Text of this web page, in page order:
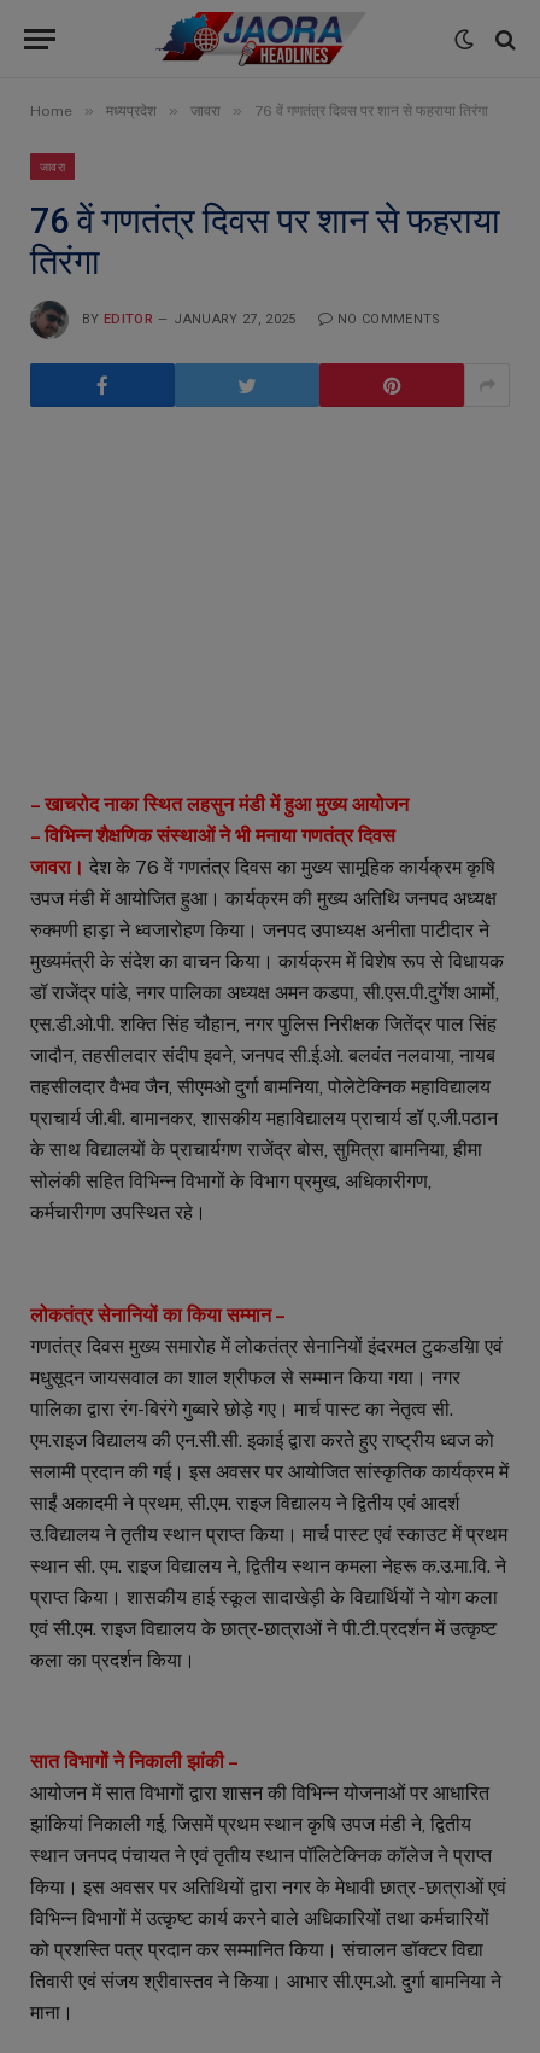
Home » मध्यप्रदेश » जावरा » 76 वें गणतंत्र दिवस पर शान से फहराया तिरंगा
जावरा
76 वें गणतंत्र दिवस पर शान से फहराया
तिरंगा
BY EDITOR JANUARY 27, 2025 NO COMMENTS
– खाचरोद नाका स्थित लहसुन मंडी में हुआ मुख्य आयोजन
– विभिन्न शैक्षणिक संस्थाओं ने भी मनाया गणतंत्र दिवस
जावरा। देश के 76 वें गणतंत्र दिवस का मुख्य सामूहिक कार्यक्रम कृषि
उपज मंडी में आयोजित हुआ। कार्यक्रम की मुख्य अतिथि जनपद अध्यक्ष
रुक्मणी हाड़ा ने ध्वजारोहण किया। जनपद उपाध्यक्ष अनीता पाटीदार ने
मुख्यमंत्री के संदेश का वाचन किया। कार्यक्रम में विशेष रूप से विधायक
डॉ राजेंद्र पांडे, नगर पालिका अध्यक्ष अमन कडपा, सी.एस.पी.दुर्गेश आर्मो,
एस.डी.ओ.पी. शक्ति सिंह चौहान, नगर पुलिस निरीक्षक जितेंद्र पाल सिंह
जादौन, तहसीलदार संदीप इवने, जनपद सी.ई.ओ. बलवंत नलवाया, नायब
तहसीलदार वैभव जैन, सीएमओ दुर्गा बामनिया, पोलेटेक्निक महाविद्यालय
प्राचार्य जी.बी. बामानकर, शासकीय महाविद्यालय प्राचार्य डॉ ए.जी.पठान
के साथ विद्यालयों के प्राचार्यगण राजेंद्र बोस, सुमित्रा बामनिया, हीमा
सोलंकी सहित विभिन्न विभागों के विभाग प्रमुख, अधिकारीगण,
कर्मचारीगण उपस्थित रहे।
लोकतंत्र सेनानियों का किया सम्मान –
गणतंत्र दिवस मुख्य समारोह में लोकतंत्र सेनानियों इंदरमल टुकडय़िा एवं
मधुसूदन जायसवाल का शाल श्रीफल से सम्मान किया गया। नगर
पालिका द्वारा रंग-बिरंगे गुब्बारे छोड़े गए। मार्च पास्ट का नेतृत्व सी.
एम.राइज विद्यालय की एन.सी.सी. इकाई द्वारा करते हुए राष्ट्रीय ध्वज को
सलामी प्रदान की गई। इस अवसर पर आयोजित सांस्कृतिक कार्यक्रम में
साईं अकादमी ने प्रथम, सी.एम. राइज विद्यालय ने द्वितीय एवं आदर्श
उ.विद्यालय ने तृतीय स्थान प्राप्त किया। मार्च पास्ट एवं स्काउट में प्रथम
स्थान सी. एम. राइज विद्यालय ने, द्वितीय स्थान कमला नेहरू क.उ.मा.वि. ने
प्राप्त किया। शासकीय हाई स्कूल सादाखेड़ी के विद्यार्थियों ने योग कला
एवं सी.एम. राइज विद्यालय के छात्र-छात्राओं ने पी.टी.प्रदर्शन में उत्कृष्ट
कला का प्रदर्शन किया।
सात विभागों ने निकाली झांकी –
आयोजन में सात विभागों द्वारा शासन की विभिन्न योजनाओं पर आधारित
झांकियां निकाली गई, जिसमें प्रथम स्थान कृषि उपज मंडी ने, द्वितीय
स्थान जनपद पंचायत ने एवं तृतीय स्थान पॉलिटेक्निक कॉलेज ने प्राप्त
किया। इस अवसर पर अतिथियों द्वारा नगर के मेधावी छात्र -छात्राओं एवं
विभिन्न विभागों में उत्कृष्ट कार्य करने वाले अधिकारियों तथा कर्मचारियों
को प्रशस्ति पत्र प्रदान कर सम्मानित किया। संचालन डॉक्टर विद्या
तिवारी एवं संजय श्रीवास्तव ने किया। आभार सी.एम.ओ. दुर्गा बामनिया ने
माना।